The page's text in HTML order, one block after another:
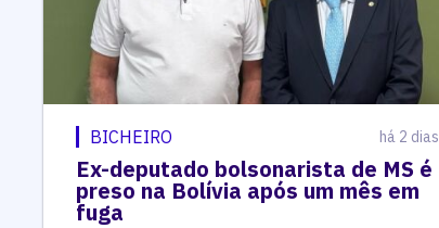
BICHEIRO há 2 dias
Ex-deputado bolsonarista de MS é
preso na Bolívia após um mês em
fuga